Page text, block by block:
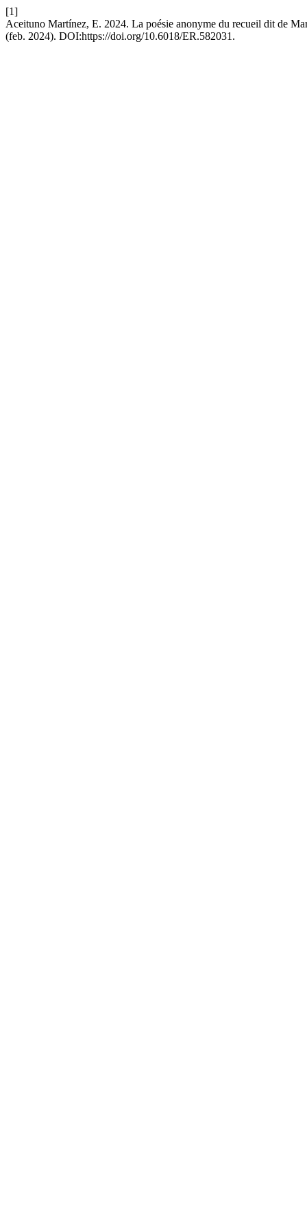
[1]
Aceituno Martínez, E. 2024. La poésie anonyme du recueil dit de
(feb. 2024). DOI:https://doi.org/10.6018/ER.582031.